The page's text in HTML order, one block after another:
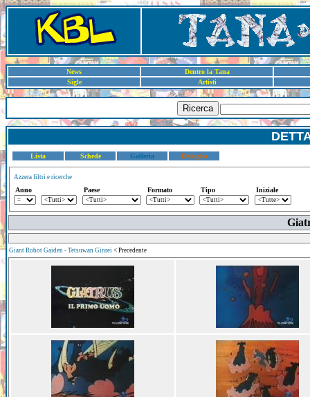
News
Dentro la Tana
Sigle
Artisti
Ricerca
Lista Schede Galleria Dettaglio
Azzera filtri e ricerche
Anno Paese Formato Tipo Iniziale
Giant Robot Gaiden - Tetsuwan Ginrei < Precedente